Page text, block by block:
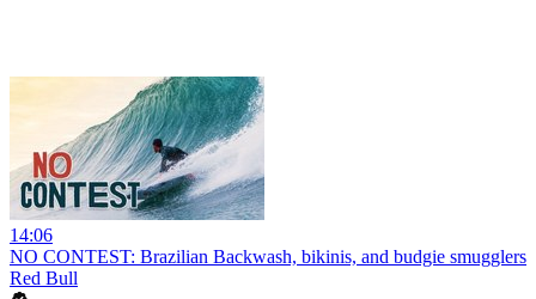
14:06
NO CONTEST: Brazilian Backwash, bikinis, and budgie smugglers
Red Bull